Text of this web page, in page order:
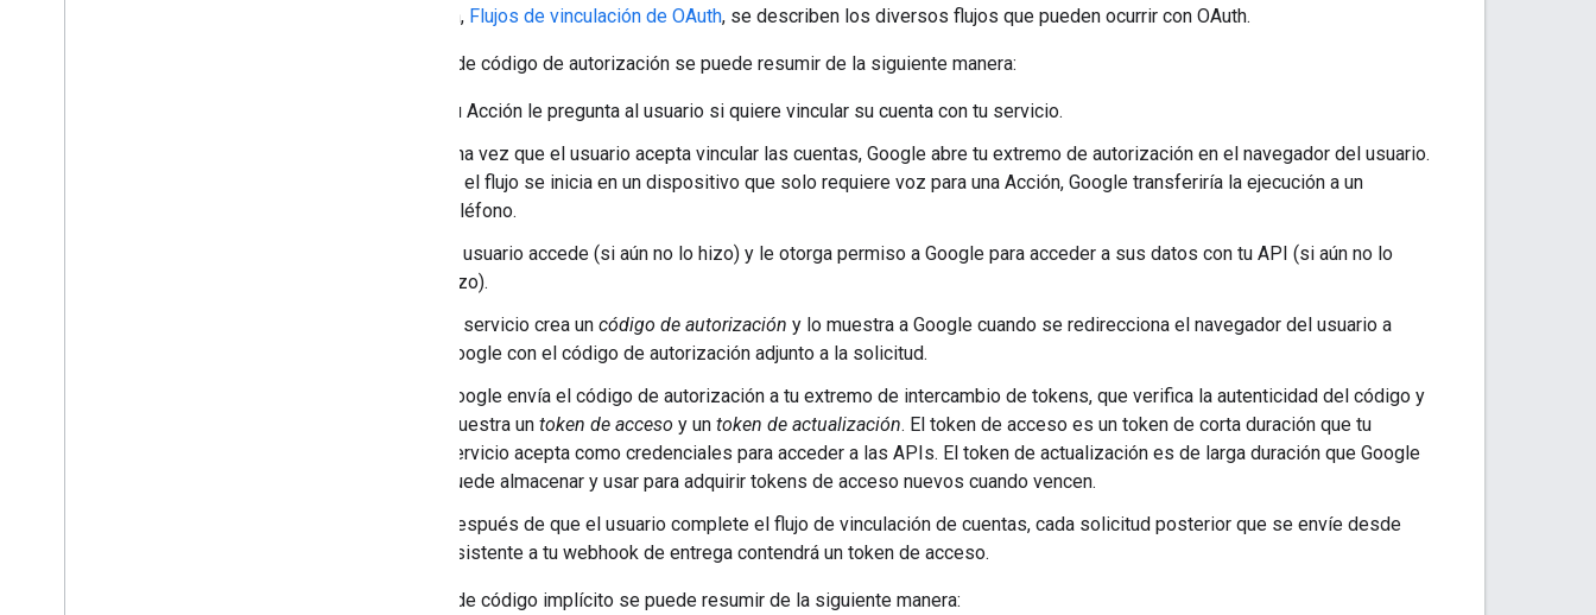
sección, Flujos de vinculación de OAuth, se describen los diversos flujos que pueden ocurrir con OAuth.
El flujo de código de autorización se puede resumir de la siguiente manera:
Tu Acción le pregunta al usuario si quiere vincular su cuenta con tu servicio.
Una vez que el usuario acepta vincular las cuentas, Google abre tu extremo de autorización en el navegador del usuario.
Si el flujo se inicia en un dispositivo que solo requiere voz para una Acción, Google transferiría la ejecución a un
teléfono.
El usuario accede (si aún no lo hizo) y le otorga permiso a Google para acceder a sus datos con tu API (si aún no lo
hizo).
El servicio crea un código de autorización y lo muestra a Google cuando se redirecciona el navegador del usuario a
Google con el código de autorización adjunto a la solicitud.
Google envía el código de autorización a tu extremo de intercambio de tokens, que verifica la autenticidad del código y
muestra un token de acceso y un token de actualización. El token de acceso es un token de corta duración que tu
servicio acepta como credenciales para acceder a las APIs. El token de actualización es de larga duración que Google
puede almacenar y usar para adquirir tokens de acceso nuevos cuando vencen.
Después de que el usuario complete el flujo de vinculación de cuentas, cada solicitud posterior que se envíe desde
Asistente a tu webhook de entrega contendrá un token de acceso.
El flujo de código implícito se puede resumir de la siguiente manera: